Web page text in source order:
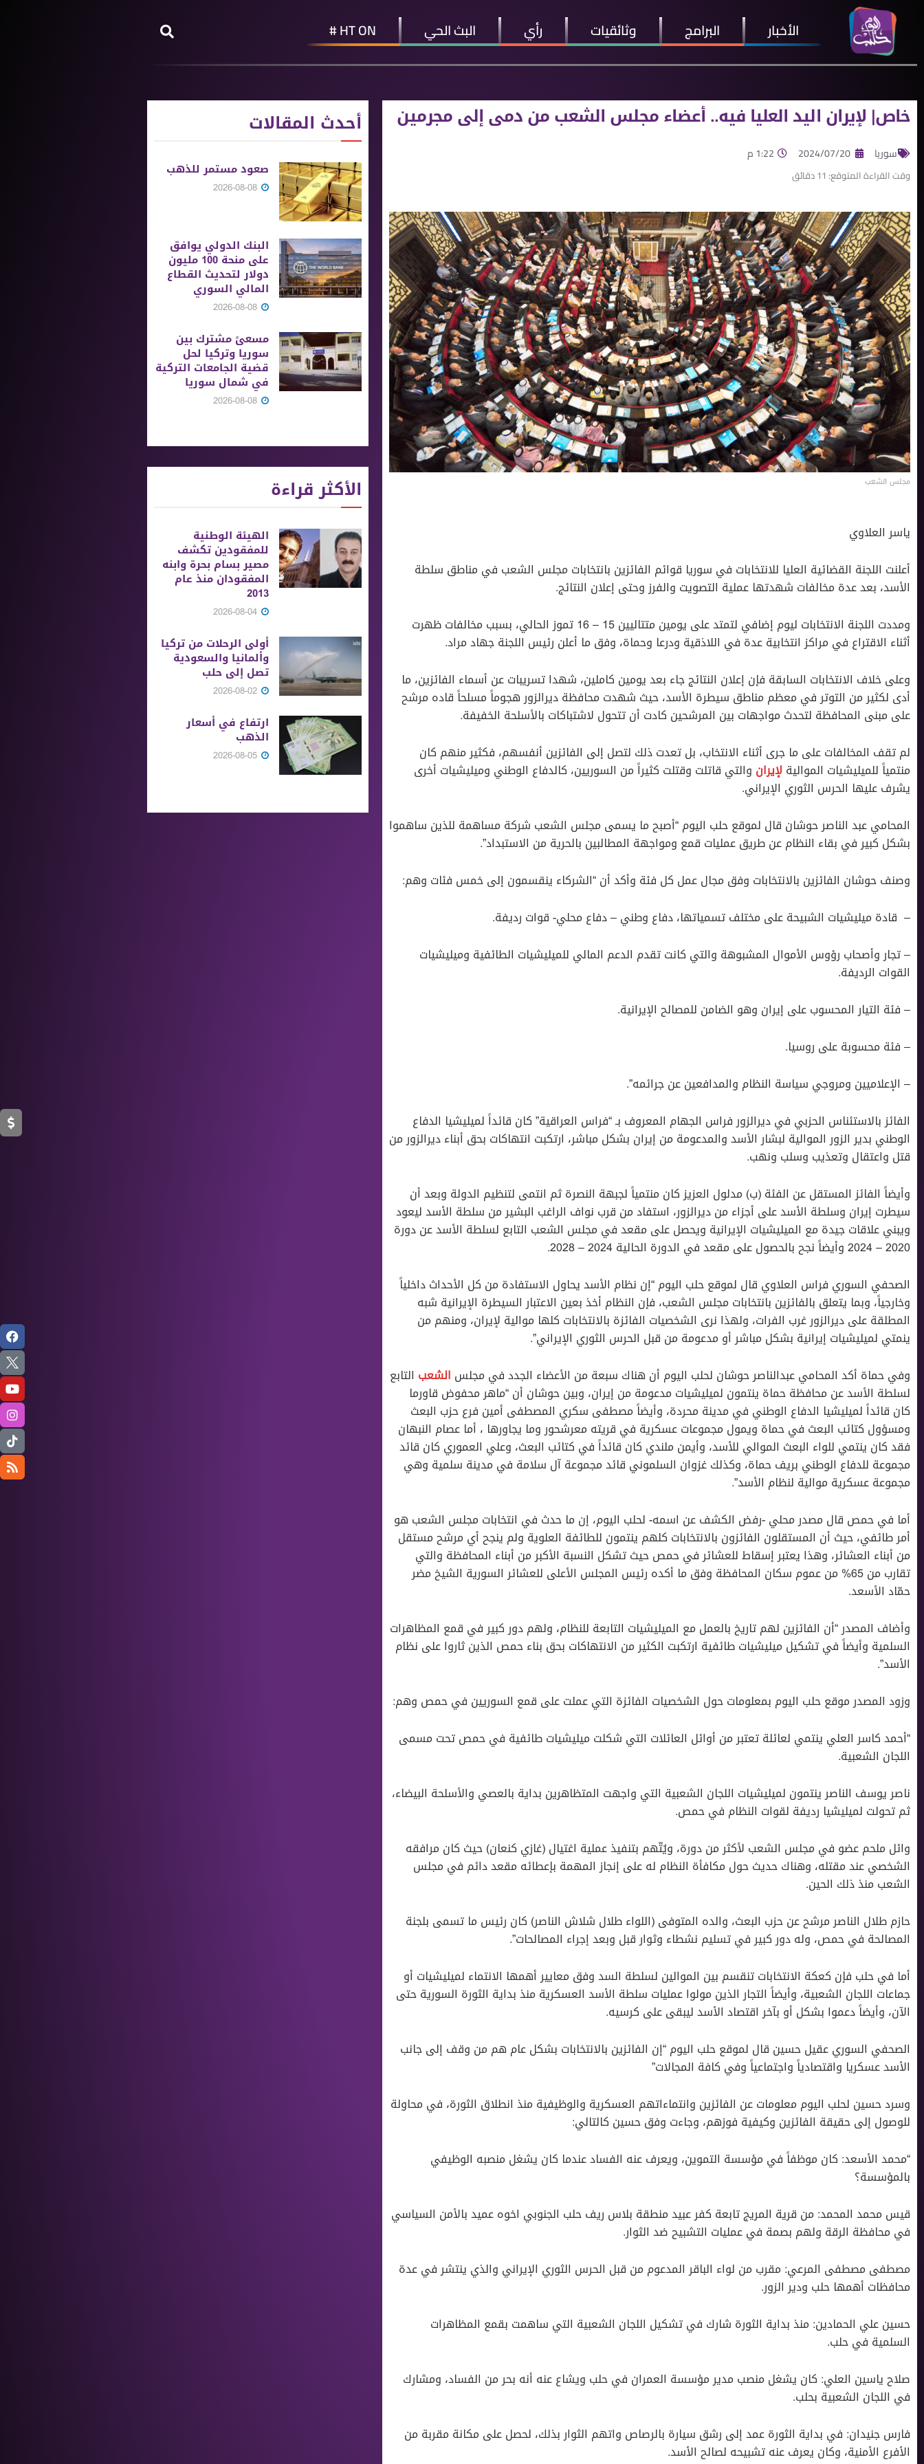
الأخبار البرامج وثائقيات رأي البث الحي HT ON #
خاص| لإيران اليد العليا فيه.. أعضاء مجلس الشعب من دمى إلى مجرمين
سوريا 2024/07/20 1:22 م
وقت القراءة المتوقع: 11دقائق
مجلس الشعب
ياسر العلاوي
أعلنت اللجنة القضائية العليا للانتخابات في سوريا قوائم الفائزين بانتخابات مجلس الشعب في مناطق سلطة
الأسد، بعد عدة مخالفات شهدتها عملية التصويت والفرز وحتى إعلان النتائج.
ومددت اللجنة الانتخابات ليوم إضافي لتمتد على يومين متتاليين 15 – 16 تموز الحالي، بسبب مخالفات ظهرت
أثناء الاقتراع في مراكز انتخابية عدة في اللاذقية ودرعا وحماة، وفق ما أعلن رئيس اللجنة جهاد مراد.
وعلى خلاف الانتخابات السابقة فإن إعلان النتائج جاء بعد يومين كاملين، شهدا تسريبات عن أسماء الفائزين، ما
أدى لكثير من التوتر في معظم مناطق سيطرة الأسد، حيث شهدت محافظة ديرالزور هجوماً مسلحاً قاده مرشح
على مبنى المحافظة لتحدث مواجهات بين المرشحين كادت أن تتحول لاشتباكات بالأسلحة الخفيفة.
لم تقف المخالفات على ما جرى أثناء الانتخاب، بل تعدت ذلك لتصل إلى الفائزين أنفسهم، فكثير منهم كان
منتمياً للميليشيات الموالية لإيران والتي قاتلت وقتلت كثيراً من السوريين، كالدفاع الوطني وميليشيات أخرى
يشرف عليها الحرس الثوري الإيراني.
المحامي عبد الناصر حوشان قال لموقع حلب اليوم “أصبح ما يسمى مجلس الشعب شركة مساهمة للذين ساهموا
بشكل كبير في بقاء النظام عن طريق عمليات قمع ومواجهة المطالبين بالحرية من الاستبداد”.
وصنف حوشان الفائزين بالانتخابات وفق مجال عمل كل فئة وأكد أن “الشركاء ينقسمون إلى خمس فئات وهم:
– قادة ميليشيات الشبيحة على مختلف تسمياتها، دفاع وطني – دفاع محلي- قوات رديفة.
– تجار وأصحاب رؤوس الأموال المشبوهة والتي كانت تقدم الدعم المالي للميليشيات الطائفية وميليشيات
القوات الرديفة.
– فئة التيار المحسوب على إيران وهو الضامن للمصالح الإيرانية.
– فئة محسوبة على روسيا.
– الإعلاميين ومروجي سياسة النظام والمدافعين عن جرائمه”.
الفائز بالاستئناس الحزبي في ديرالزور فراس الجهام المعروف بـ “فراس العراقية” كان قائداً لميليشيا الدفاع
الوطني بدير الزور الموالية لبشار الأسد والمدعومة من إيران بشكل مباشر، ارتكبت انتهاكات بحق أبناء ديرالزور من
قتل واعتقال وتعذيب وسلب ونهب.
وأيضاً الفائز المستقل عن الفئة (ب) مدلول العزيز كان منتمياً لجبهة النصرة ثم انتمى لتنظيم الدولة وبعد أن
سيطرت إيران وسلطة الأسد على أجزاء من ديرالزور، استفاد من قرب نواف الراغب البشير من سلطة الأسد ليعود
ويبني علاقات جيدة مع الميليشيات الإيرانية ويحصل على مقعد في مجلس الشعب التابع لسلطة الأسد عن دورة
2020 – 2024 وأيضاً نجح بالحصول على مقعد في الدورة الحالية 2024 – 2028.
الصحفي السوري فراس العلاوي قال لموقع حلب اليوم “إن نظام الأسد يحاول الاستفادة من كل الأحداث داخلياً
وخارجياً، وبما يتعلق بالفائزين بانتخابات مجلس الشعب، فإن النظام أخذ بعين الاعتبار السيطرة الإيرانية شبه
المطلقة على ديرالزور غرب الفرات، ولهذا نرى الشخصيات الفائزة بالانتخابات كلها موالية لإيران، ومنهم من
ينمتي لميليشيات إيرانية بشكل مباشر أو مدعومة من قبل الحرس الثوري الإيراني”.
وفي حماة أكد المحامي عبدالناصر حوشان لحلب اليوم أن هناك سبعة من الأعضاء الجدد في مجلس الشعب التابع
لسلطة الأسد عن محافظة حماة ينتمون لميليشيات مدعومة من إيران، وبين حوشان أن “ماهر محفوض قاورما
كان قائداً لميليشيا الدفاع الوطني في مدينة محردة، وأيضاً مصطفى سكري المصطفى أمين فرع حزب البعث
ومسؤول كتائب البعث في حماة ويمول مجموعات عسكرية في قريته معرشحور وما يجاورها ، أما عصام النبهان
فقد كان ينتمي للواء البعث الموالي للأسد، وأيمن ملندي كان قائداً في كتائب البعث، وعلي العموري كان قائد
مجموعة للدفاع الوطني بريف حماة، وكذلك غزوان السلموني قائد مجموعة آل سلامة في مدينة سلمية وهي
مجموعة عسكرية موالية لنظام الأسد”.
أما في حمص قال مصدر محلي -رفض الكشف عن اسمه- لحلب اليوم، إن ما حدث في انتخابات مجلس الشعب هو
أمر طائفي، حيث أن المستقلون الفائزون بالانتخابات كلهم ينتمون للطائفة العلوية ولم ينجح أي مرشح مستقل
من أبناء العشائر، وهذا يعتبر إسقاط للعشائر في حمص حيث تشكل النسبة الأكبر من أبناء المحافظة والتي
تقارب من 65% من عموم سكان المحافظة وفق ما أكده رئيس المجلس الأعلى للعشائر السورية الشيخ مضر
حمّاد الأسعد.
وأضاف المصدر “أن الفائزين لهم تاريخ بالعمل مع الميليشيات التابعة للنظام، ولهم دور كبير في قمع المظاهرات
السلمية وأيضاً في تشكيل ميليشيات طائفية ارتكبت الكثير من الانتهاكات بحق بناء حمص الذين ثاروا على نظام
الأسد”.
وزود المصدر موقع حلب اليوم بمعلومات حول الشخصيات الفائزة التي عملت على قمع السوريين في حمص وهم:
“أحمد كاسر العلي ينتمي لعائلة تعتبر من أوائل العائلات التي شكلت ميليشيات طائفية في حمص تحت مسمى
اللجان الشعبية.
ناصر يوسف الناصر ينتمون لميليشيات اللجان الشعبية التي واجهت المتظاهرين بداية بالعصي والأسلحة البيضاء،
ثم تحولت لميليشيا رديفة لقوات النظام في حمص.
وائل ملحم عضو في مجلس الشعب لأكثر من دورة، ويُتّهم بتنفيذ عملية اغتيال (غازي كنعان) حيث كان مرافقه
الشخصي عند مقتله، وهناك حديث حول مكافأة النظام له على إنجاز المهمة بإعطائه مقعد دائم في مجلس
الشعب منذ ذلك الحين.
حازم طلال الناصر مرشح عن حزب البعث، والده المتوفى (اللواء طلال شلاش الناصر) كان رئيس ما تسمى بلجنة
المصالحة في حمص، وله دور كبير في تسليم نشطاء وثوار قبل وبعد إجراء المصالحات”.
أما في حلب فإن كعكة الانتخابات تنقسم بين الموالين لسلطة السد وفق معايير أهمها الانتماء لميليشيات أو
جماعات اللجان الشعبية، وأيضاً التجار الذين مولوا عمليات سلطة الأسد العسكرية منذ بداية الثورة السورية حتى
الآن، وأيضاً دعموا بشكل أو بآخر اقتصاد الأسد ليبقى على كرسيه.
الصحفي السوري عقيل حسين قال لموقع حلب اليوم “إن الفائزين بالانتخابات بشكل عام هم من وقف إلى جانب
الأسد عسكريا واقتصادياً واجتماعياً وفي كافة المجالات”
وسرد حسين لحلب اليوم معلومات عن الفائزين وانتماءاتهم العسكرية والوظيفية منذ انطلاق الثورة، في محاولة
للوصول إلى حقيقة الفائزين وكيفية فوزهم، وجاءت وفق حسين كالتالي:
“محمد الأسعد: كان موظفاً في مؤسسة التموين، ويعرف عنه الفساد عندما كان يشغل منصبه الوظيفي
بالمؤسسة؟
قيس محمد المحمد: من قرية المريج تابعة كفر عبيد منطقة بلاس ريف حلب الجنوبي اخوه عميد بالأمن السياسي
في محافظة الرقة ولهم بصمة في عمليات التشبيح ضد الثوار.
مصطفى مصطفى المرعي: مقرب من لواء الباقر المدعوم من قبل الحرس الثوري الإيراني والذي ينتشر في عدة
محافظات أهمها حلب ودير الزور.
حسين علي الحمادين: منذ بداية الثورة شارك في تشكيل اللجان الشعبية التي ساهمت بقمع المظاهرات
السلمية في حلب.
صلاح ياسين العلي: كان يشغل منصب مدير مؤسسة العمران في حلب ويشاع عنه أنه بحر من الفساد، ومشارك
في اللجان الشعبية بحلب.
فارس جنيدان: في بداية الثورة عمد إلى رشق سيارة بالرصاص واتهم الثوار بذلك، لحصل على مكانة مقربة من
الأفرع الأمنية، وكان يعرف عنه تشبيحه لصالح الأسد.
أحدث المقالات
صعود مستمر للذهب
البنك الدولي يوافق
على منحة 100 مليون
دولار لتحديث القطاع
المالي السوري
مسعىً مشترك بين
سوريا وتركيا لحل
قضية الجامعات التركية
في شمال سوريا
الأكثر قراءة
الهيئة الوطنية
للمفقودين تكشف
مصير بسام بحرة وابنه
المفقودان منذ عام
2013
أولى الرحلات من ‏تركيا
وألمانيا والسعودية
تصل إلى حلب
ارتفاع في أسعار
الذهب